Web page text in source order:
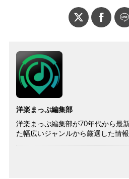
洋楽まっぷ編集部
洋楽まっぷ編集部が70年代から最
た幅広いジャンルから厳選した情